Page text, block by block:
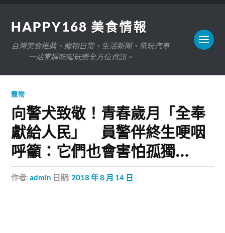
HAPPY168 美食情報
台灣美食推薦、寵物日常、生活新聞、電玩汽車
——一站掌握吃喝玩樂全方位資訊。
寵物
向警犬致敬！青春歲月「全奉
獻給人民」 員警伴終生哽咽
呼籲：它們也會害怕孤獨…
作者:admin 日期: 2018 年 8 月 14 日